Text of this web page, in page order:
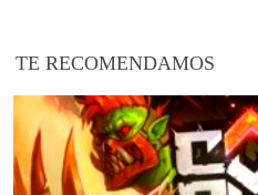
TE RECOMENDAMOS